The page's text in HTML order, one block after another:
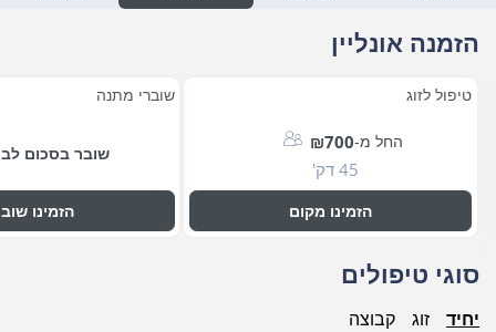
הזמנה אונליין
טיפול לזוג
החל מ-₪700
45 דק'
הזמינו מקום
שוברי מתנה
שובר בסכום
הזמינו
סוגי טיפולים
יחיד זוג קבוצה